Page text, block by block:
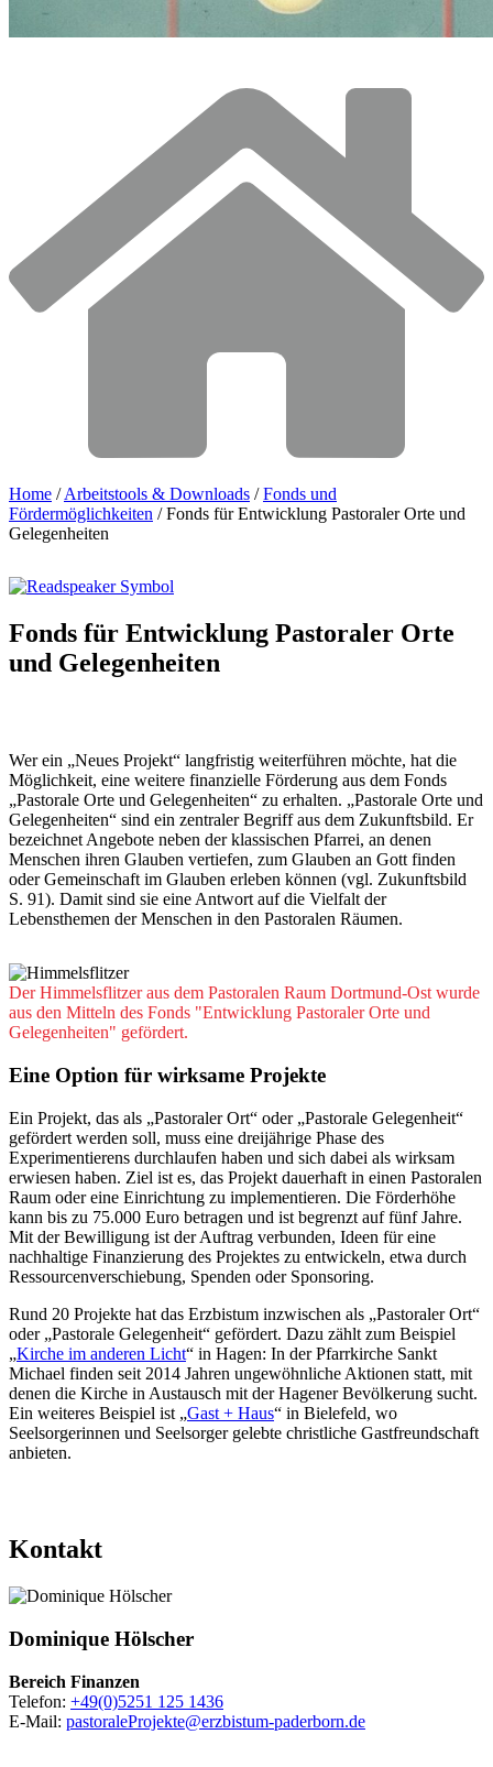
Home /Arbeitstools & Downloads /Fonds und
Fördermöglichkeiten /Fonds für Entwicklung Pastoraler Orte und
Gelegenheiten
Fonds für Entwicklung Pastoraler Orte
und Gelegenheiten
Wer ein „Neues Projekt“ langfristig weiterführen möchte, hat die
Möglichkeit, eine weitere finanzielle Förderung aus dem Fonds
„Pastorale Orte und Gelegenheiten“ zu erhalten. „Pastorale Orte und
Gelegenheiten“ sind ein zentraler Begriff aus dem Zukunftsbild. Er
bezeichnet Angebote neben der klassischen Pfarrei, an denen
Menschen ihren Glauben vertiefen, zum Glauben an Gott finden
oder Gemeinschaft im Glauben erleben können (vgl. Zukunftsbild
S. 91). Damit sind sie eine Antwort auf die Vielfalt der
Lebensthemen der Menschen in den Pastoralen Räumen.
Der Himmelsflitzer aus dem Pastoralen Raum Dortmund-Ost wurde
aus den Mitteln des Fonds "Entwicklung Pastoraler Orte und
Gelegenheiten" gefördert.
Eine Option für wirksame Projekte
Ein Projekt, das als „Pastoraler Ort“ oder „Pastorale Gelegenheit“
gefördert werden soll, muss eine dreijährige Phase des
Experimentierens durchlaufen haben und sich dabei als wirksam
erwiesen haben. Ziel ist es, das Projekt dauerhaft in einen Pastoralen
Raum oder eine Einrichtung zu implementieren. Die Förderhöhe
kann bis zu 75.000 Euro betragen und ist begrenzt auf fünf Jahre.
Mit der Bewilligung ist der Auftrag verbunden, Ideen für eine
nachhaltige Finanzierung des Projektes zu entwickeln, etwa durch
Ressourcenverschiebung, Spenden oder Sponsoring.
Rund 20 Projekte hat das Erzbistum inzwischen als „Pastoraler Ort“
oder „Pastorale Gelegenheit“ gefördert. Dazu zählt zum Beispiel
„Kirche im anderen Licht“ in Hagen: In der Pfarrkirche Sankt
Michael finden seit 2014 Jahren ungewöhnliche Aktionen statt, mit
denen die Kirche in Austausch mit der Hagener Bevölkerung sucht.
Ein weiteres Beispiel ist „Gast + Haus“ in Bielefeld, wo
Seelsorgerinnen und Seelsorger gelebte christliche Gastfreundschaft
anbieten.
Kontakt
Dominique Hölscher
Bereich Finanzen
Telefon: +49(0)5251 125 1436
E-Mail: pastoraleProjekte@erzbistum-paderborn.de